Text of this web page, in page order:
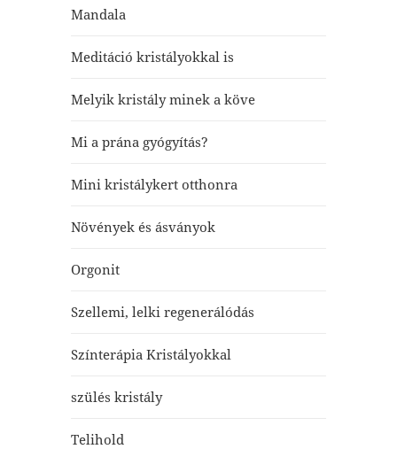
Mandala
Meditáció kristályokkal is
Melyik kristály minek a köve
Mi a prána gyógyítás?
Mini kristálykert otthonra
Növények és ásványok
Orgonit
Szellemi, lelki regenerálódás
Színterápia Kristályokkal
szülés kristály
Telihold